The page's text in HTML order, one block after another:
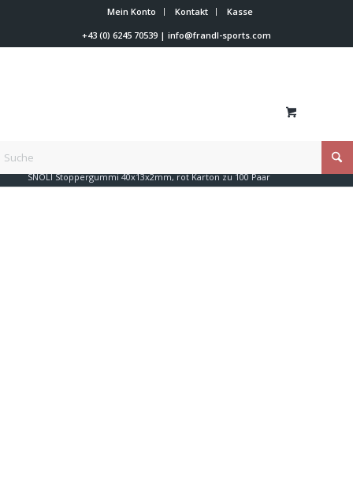
Mein Konto Kontakt
Kasse
+43 (0) 6245 70539| info@frandl-sports.com
Du bist hier:
SNOLI Stoppergummi 40x13x2mm, rot Karton zu 100 Paar